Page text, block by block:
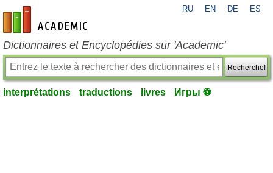
fr-academic.com
RU EN DE ES
Dictionnaires et Encyclopédies sur 'Academic'
Recherche!
interprétations traductions livres Игры ⚽